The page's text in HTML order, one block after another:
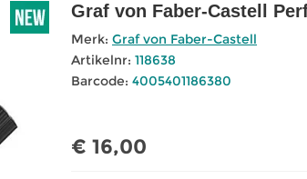
Graf von Faber-Castell
Merk: Graf von Faber-Castell
Artikelnr: 118638
Barcode: 4005401186380
€ 16,00